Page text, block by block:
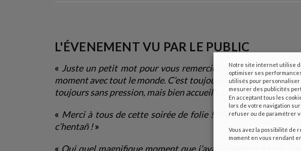
L'ÉVENEMENT VU PAR LE PUBLIC
« Juste un petit mot pour vous remercier de votre bel accueil
moment avec tout le monde. C’est toujours un bonheur de
toujours sans pression, mais bien accueilli, ça change tout !»
« Merci à tous de cette soirée de folie ! Vive Monterfil, vive
c’hentañ ! »
« Oui quel magnifique moment que j’avais zappé et à tort…
Notre site internet utilise
optimiser ses
utilisés pour personnaliser
mesurer des publicités
En acceptant tous les
lors de votre navigation
refuser ou de paramétrer
Vous avez la possibilité de
moment en vous rendant